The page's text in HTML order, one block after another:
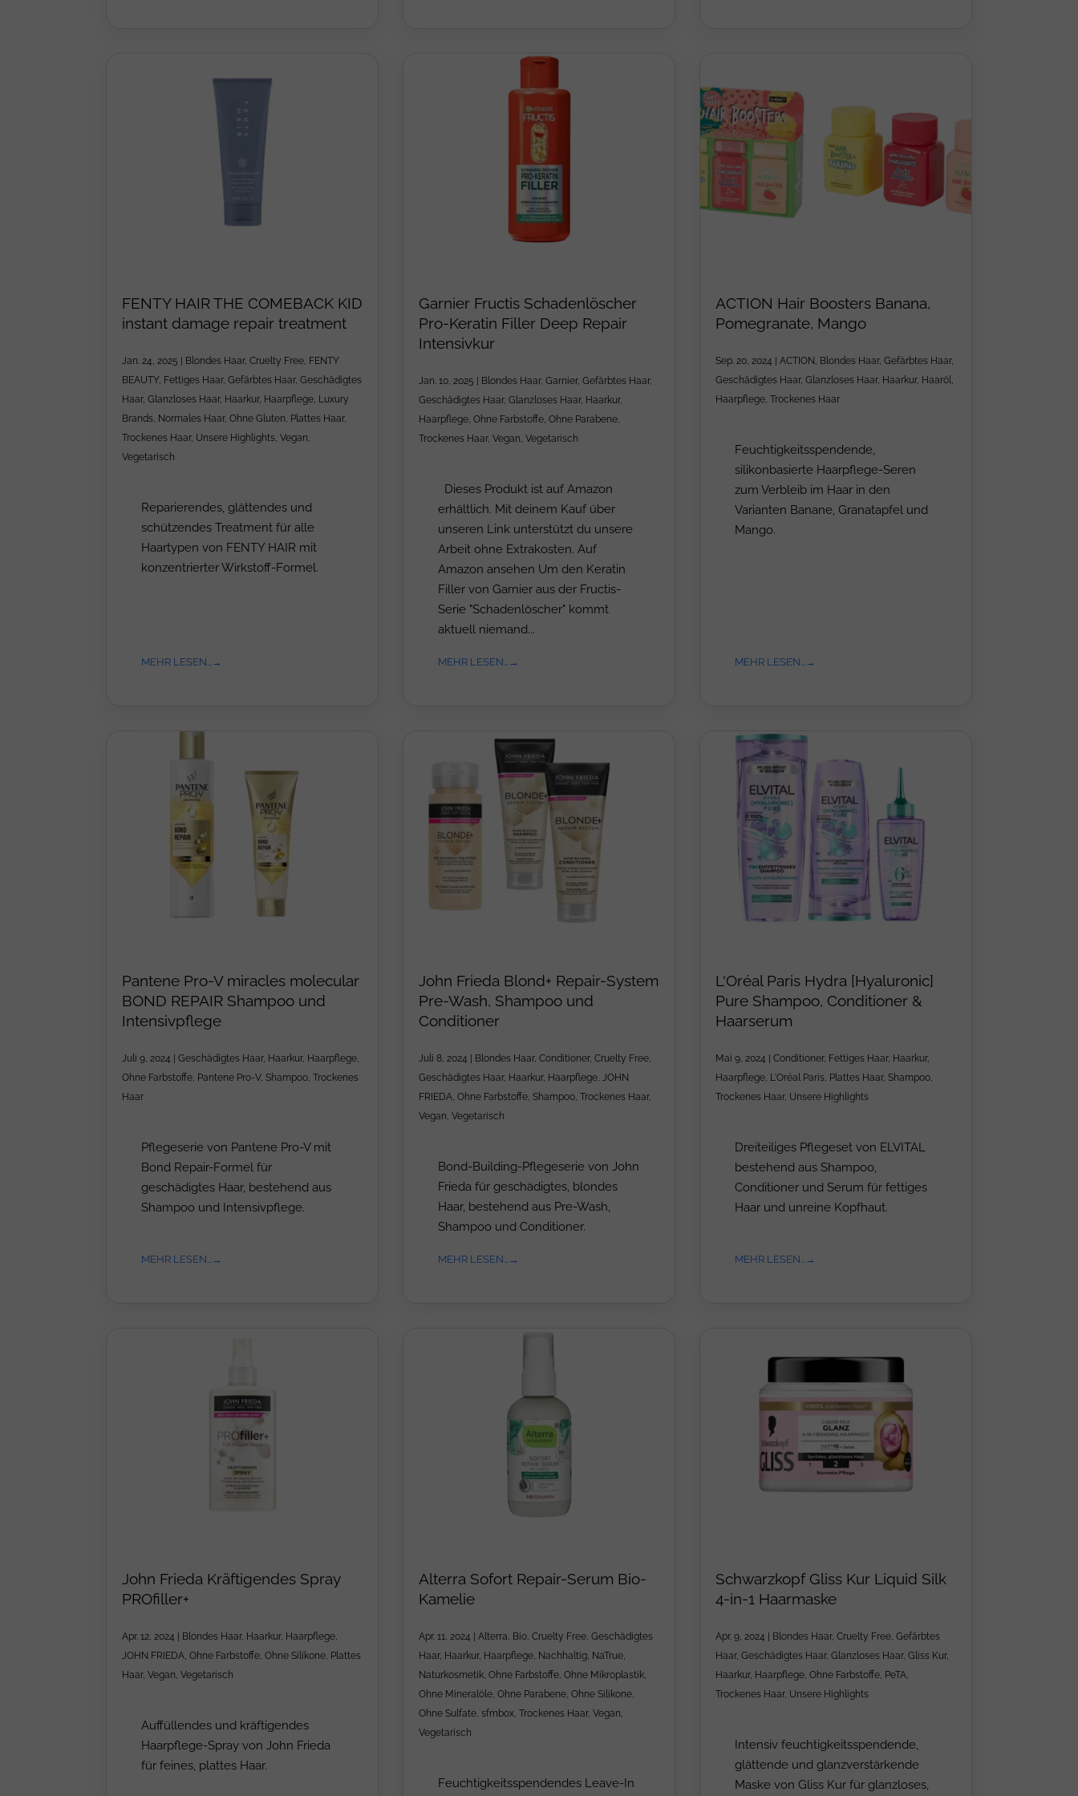
FENTY HAIR THE COMEBACK KID
instant damage repair treatment
Jan. 24, 2025 Blondes Haar, Cruelty Free, FENTY
BEAUTY, Fettiges Haar, Gefärbtes Haar, Geschädigtes
Haar, Glanzloses Haar, Haarkur, Haarpflege, Luxury
Brands, Normales Haar, Ohne Gluten, Plattes Haar,
Trockenes Haar, Unsere Highlights, Vegan,
Vegetarisch
Reparierendes, glättendes und
schützendes Treatment für alle
Haartypen von FENTY HAIR mit
konzentrierter Wirkstoff-Formel.
MEHR LESEN...
Garnier Fructis Schadenlöscher
Pro-Keratin Filler Deep Repair
Intensivkur
Jan. 10, 2025 Blondes Haar, Garnier, Gefärbtes Haar,
Geschädigtes Haar, Glanzloses Haar, Haarkur,
Haarpflege, Ohne Farbstoffe, Ohne Parabene,
Trockenes Haar, Vegan, Vegetarisch
Dieses Produkt ist auf Amazon
erhältlich. Mit deinem Kauf über
unseren Link unterstützt du unsere
Arbeit ohne Extrakosten. Auf
Amazon ansehen Um den Keratin
Filler von Garnier aus der Fructis-
Serie "Schadenlöscher" kommt
aktuell niemand...
MEHR LESEN...
ACTION Hair Boosters Banana,
Pomegranate, Mango
Sep. 20, 2024 ACTION, Blondes Haar, Gefärbtes Haar,
Geschädigtes Haar, Glanzloses Haar, Haarkur, Haaröl,
Haarpflege, Trockenes Haar
Feuchtigkeitsspendende,
silikonbasierte Haarpflege-Seren
zum Verbleib im Haar in den
Varianten Banane, Granatapfel und
Mango.
MEHR LESEN...
Pantene Pro-V miracles molecular
BOND REPAIR Shampoo und
Intensivpflege
Juli 9, 2024 Geschädigtes Haar, Haarkur, Haarpflege,
Ohne Farbstoffe, Pantene Pro-V, Shampoo, Trockenes
Haar
Pflegeserie von Pantene Pro-V mit
Bond Repair-Formel für
geschädigtes Haar, bestehend aus
Shampoo und Intensivpflege.
MEHR LESEN...
John Frieda Blond+ Repair-System
Pre-Wash, Shampoo und
Conditioner
Juli 8, 2024 Blondes Haar, Conditioner, Cruelty Free,
Geschädigtes Haar, Haarkur, Haarpflege, JOHN
FRIEDA, Ohne Farbstoffe, Shampoo, Trockenes Haar,
Vegan, Vegetarisch
Bond-Building-Pflegeserie von John
Frieda für geschädigtes, blondes
Haar, bestehend aus Pre-Wash,
Shampoo und Conditioner.
MEHR LESEN...
L'Oréal Paris Hydra [Hyaluronic]
Pure Shampoo, Conditioner &
Haarserum
Mai 9, 2024 Conditioner, Fettiges Haar, Haarkur,
Haarpflege, L'Oréal Paris, Plattes Haar, Shampoo,
Trockenes Haar, Unsere Highlights
Dreiteiliges Pflegeset von ELVITAL
bestehend aus Shampoo,
Conditioner und Serum für fettiges
Haar und unreine Kopfhaut.
MEHR LESEN...
John Frieda Kräftigendes Spray
PROfiller+
Apr. 12, 2024 | Blondes Haar, Haarkur, Haarpflege,
JOHN FRIEDA, Ohne Farbstoffe, Ohne Silikone, Plattes
Haar, Vegan, Vegetarisch
Auffüllendes und kräftigendes
Haarpflege-Spray von John Frieda
für feines, plattes Haar.
Alterra Sofort Repair-Serum Bio-
Kamelie
Apr. 11, 2024 | Alterra, Bio, Cruelty Free, Geschädigtes
Haar, Haarkur, Haarpflege, Nachhaltig, NaTrue,
Naturkosmetik, Ohne Farbstoffe, Ohne Mikroplastik,
Ohne Mineralöle, Ohne Parabene, Ohne Silikone,
Ohne Sulfate, sfmbox, Trockenes Haar, Vegan,
Vegetarisch
Feuchtigkeitsspendendes Leave-In
Schwarzkopf Gliss Kur Liquid Silk
4-in-1 Haarmaske
Apr. 9, 2024 | Blondes Haar, Cruelty Free, Gefärbtes
Haar, Geschädigtes Haar, Glanzloses Haar, Gliss Kur,
Haarkur, Haarpflege, Ohne Farbstoffe, PeTA,
Trockenes Haar, Unsere Highlights
Intensiv feuchtigkeitsspendende,
glättende und glanzverstärkende
Maske von Gliss Kur für glanzloses,